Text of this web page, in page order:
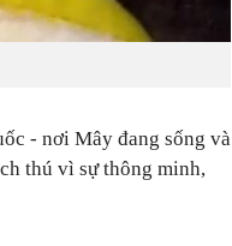
- nơi Mây đang sống và
thú vì sự thông minh,